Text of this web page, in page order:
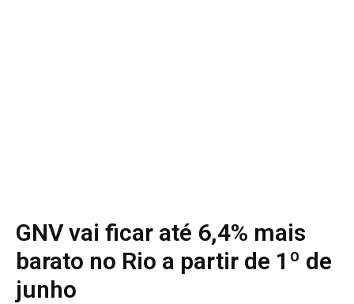
GNV vai ficar até 6,4% mais
barato no Rio a partir de 1º de
junho